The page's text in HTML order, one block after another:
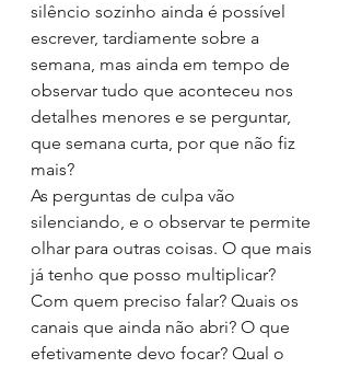
silêncio sozinho ainda é possível
escrever, tardiamente sobre a
semana, mas ainda em tempo de
observar tudo que aconteceu nos
detalhes menores e se perguntar,
que semana curta, por que não fiz
mais?
As perguntas de culpa vão
silenciando, e o observar te permite
olhar para outras coisas. O que mais
já tenho que posso multiplicar?
Com quem preciso falar? Quais os
canais que ainda não abri? O que
efetivamente devo focar? Qual o